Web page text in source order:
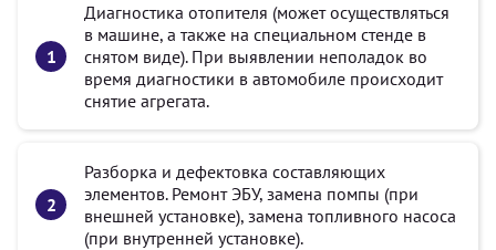
Диагностика отопителя (может осуществляться
в машине, а также на специальном стенде в
снятом виде). При выявлении неполадок во
время диагностики в автомобиле происходит
снятие агрегата.
Разборка и дефектовка составляющих
элементов. Ремонт ЭБУ, замена помпы (при
внешней установке), замена топливного насоса
(при внутренней установке).